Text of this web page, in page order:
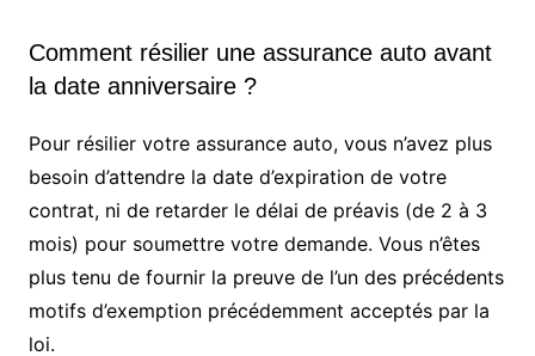
Comment résilier une assurance auto avant
la date anniversaire ?
Pour résilier votre assurance auto, vous n’avez plus
besoin d’attendre la date d’expiration de votre
contrat, ni de retarder le délai de préavis (de 2 à 3
mois) pour soumettre votre demande. Vous n’êtes
plus tenu de fournir la preuve de l’un des précédents
motifs d’exemption précédemment acceptés par la
loi.